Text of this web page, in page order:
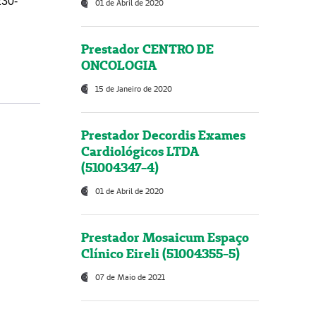
01 de Abril de 2020
Prestador CENTRO DE
ONCOLOGIA
15 de Janeiro de 2020
Prestador Decordis Exames
Cardiológicos LTDA
(51004347-4)
01 de Abril de 2020
Prestador Mosaicum Espaço
Clínico Eireli (51004355-5)
07 de Maio de 2021